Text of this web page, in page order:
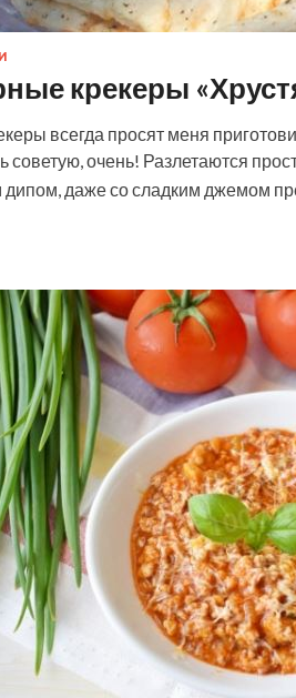
крекеры
всегда просят меня
советую, очень! Разлетаются
даже со сладким джемом